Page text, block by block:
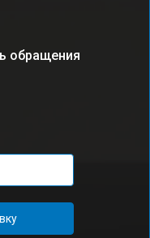
обращения